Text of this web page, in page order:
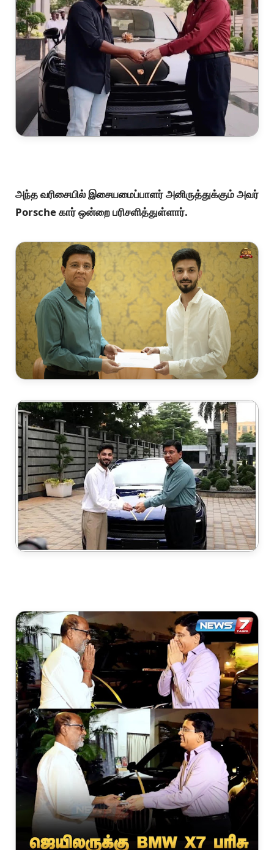
அந்த வரிசையில் இசையமைப்பாளர் அனிருத்துக்கும் அவர்
Porsche கார் ஒன்றை பரிசளித்துள்ளார்.